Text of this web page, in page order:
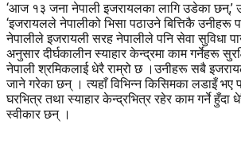
‘आज १३ जना नेपाली इजरायलका लागि उडेका
‘इजरायलले नेपालीको भिसा पठाउने बित्तिकै उनीहरू
नेपालीले इजरायली सरह नेपालीले पनि सेवा सुविधा
अनुसार दीर्घकालीन स्याहार केन्द्रमा काम गर्नेहरू
नेपाली श्रमिकलाई धेरै राम्रो छ ।उनीहरू सबै
जाने गरेका छन् । त्यहाँ विभिन्न किसिमका लडाइँ भए
घरभित्र तथा स्याहार केन्द्रभित्र रहेर काम गर्ने हुँदा
स्वीकार छन् ।